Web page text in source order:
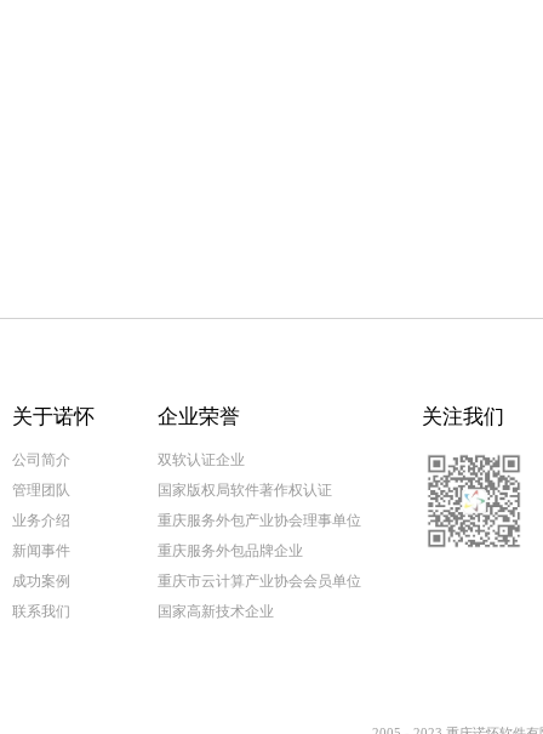
关于诺怀
公司简介
管理团队
业务介绍
新闻事件
成功案例
联系我们
企业荣誉
双软认证企业
国家版权局软件著作权认证
重庆服务外包产业协会理事单位
重庆服务外包品牌企业
重庆市云计算产业协会会员单位
国家高新技术企业
关注我们